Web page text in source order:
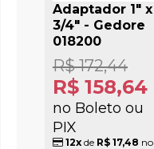
Adaptador 1" x
3/4" - Gedore
018200
R$ 158,64
no Boleto ou
PIX
R$ 172,44
12x de R$ 17,48 no